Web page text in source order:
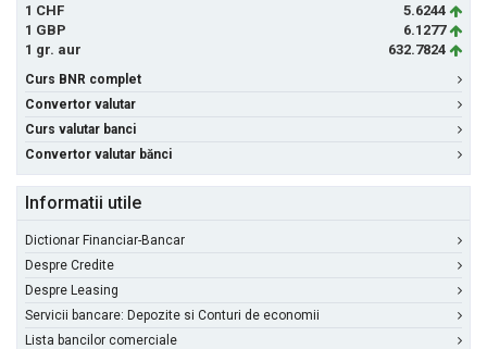
1 CHF
5.6244
1 GBP
6.1277
1 gr. aur
632.7824
Curs BNR complet
Convertor valutar
Curs valutar banci
Convertor valutar bănci
Informatii utile
Dictionar Financiar-Bancar
Despre Credite
Despre Leasing
Servicii bancare: Depozite si Conturi de economii
Lista bancilor comerciale